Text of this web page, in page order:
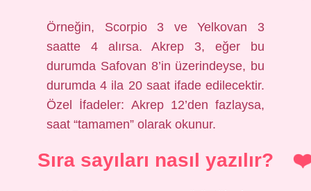
Örneğin, Scorpio 3 ve Yelkovan 3
saatte 4 alırsa. Akrep 3, eğer bu
durumda Safovan 8’in üzerindeyse, bu
durumda 4 ila 20 saat ifade edilecektir.
Özel İfadeler: Akrep 12’den fazlaysa,
saat “tamamen” olarak okunur.
Sıra sayıları nasıl yazılır?